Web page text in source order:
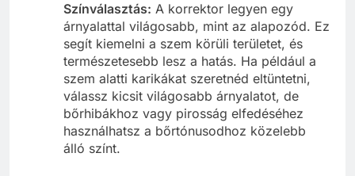
Színválasztás: A korrektor legyen egy
árnyalattal világosabb, mint az alapozód. Ez
segít kiemelni a szem körüli területet, és
természetesebb lesz a hatás. Ha például a
szem alatti karikákat szeretnéd eltüntetni,
válassz kicsit világosabb árnyalatot, de
bőrhibákhoz vagy pirosság elfedéséhez
használhatsz a bőrtónusodhoz közelebb
álló színt.